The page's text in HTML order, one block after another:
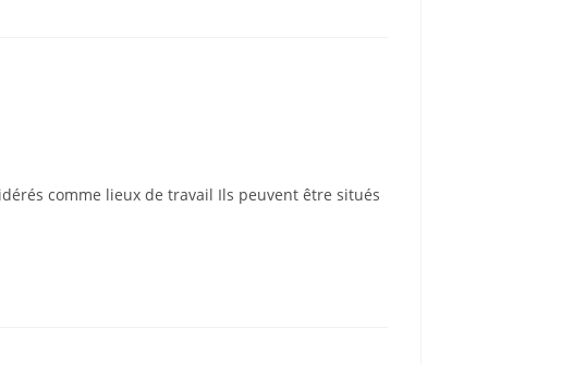
comme lieux de travail Ils peuvent être situés